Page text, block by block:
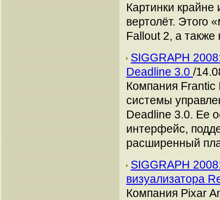
Картинки
вертолёт. Этого
Fallout 2, а также
SIGGRAPH
Deadline 3.0 /
Компания Frantic
системы
Deadline 3.0. Ее
интерфейс,
расширенный
SIGGRAPH
визуализатора
Компания Pixar